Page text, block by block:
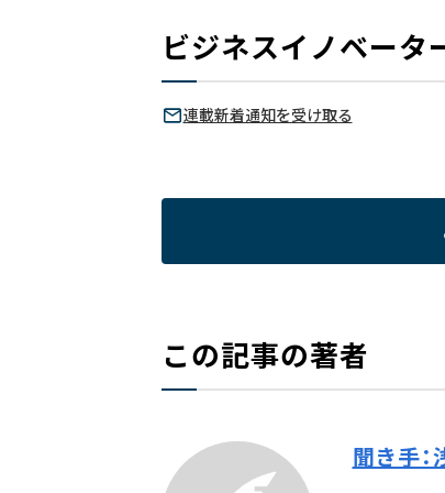
ビジネスイノベータ
連載新着通知を受け取る
この記事の著者
聞き手：